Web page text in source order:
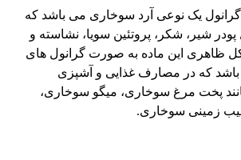
یک نوعی آرد سوخاری می باشد که
شیر، شکر، پروتئین سویا، نشاسته و
ظاهری این ماده به صورت گرانول های
که در مصارف غذایی و آشپزی
پخت مرغ سوخاری، میگو سوخاری،
زمینی سوخاری.